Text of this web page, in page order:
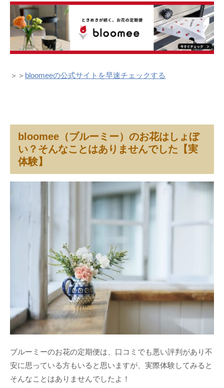
＞＞ bloomeeの公式サイトを早速チェックする
bloomee（ブルーミー）のお花はしょぼ
い？そんなことはありませんでした【実
体験】
ブルーミーのお花の定期便は、口コミでも悪い評判があり不
安に思っている方もいると思いますが、実際体験してみると
そんなことはありませんでしたよ！